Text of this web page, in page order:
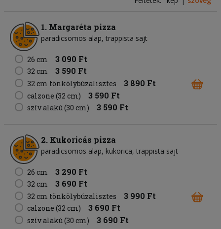
1. Margaréta pizza
paradicsomos alap trappista sajt
26 cm 3 090 Ft
32 cm 3 590 Ft
32 cm tönkölybúzalisztes 3 890 Ft
calzone (32 cm) 3 590 Ft
szív alakú (30 cm) 3 590 Ft
2. Kukoricás pizza
paradicsomos alap kukorica trappista sajt
26 cm 3 290 Ft
32 cm 3 690 Ft
32 cm tönkölybúzalisztes 3 990 Ft
calzone (32 cm) 3 690 Ft
szív alakú (30 cm) 3 690 Ft